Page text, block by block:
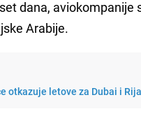
dana, aviokompanije
Arabije.
otkazuje letove za Dubai i